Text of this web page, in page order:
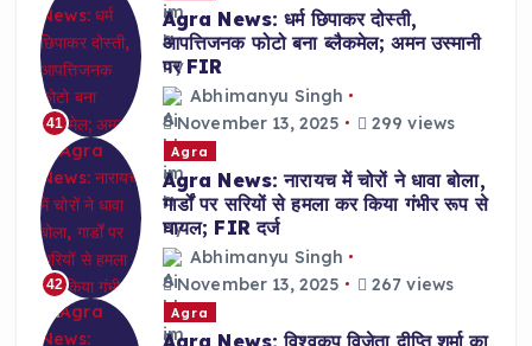
41
Agra News: धर्म छिपाकर दोस्ती,
आपत्तिजनक फोटो बना ब्लैकमेल; अमन उस्मानी
पर FIR
Abhimanyu Singh
November 13, 2025
299 views
42
Agra
Agra News: नारायच में चोरों ने धावा बोला,
गार्डों पर सरियों से हमला कर किया गंभीर रूप से
घायल; FIR दर्ज
Abhimanyu Singh
November 13, 2025
267 views
Agra